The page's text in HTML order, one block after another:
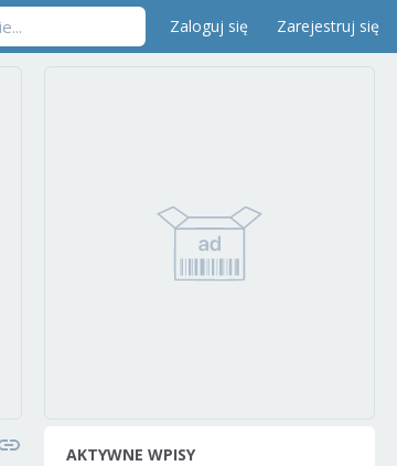
Zaloguj się Zarejestruj się
AKTYWNE WPISY